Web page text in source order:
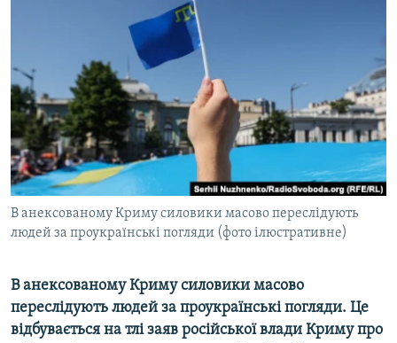
ВІДЕОУРОКИ «ELIFBE»
СВІДЧЕННЯ ОКУПАЦІЇ
УКРАЇНСЬКА ПРОБЛЕМА КРИМУ
ІНФОГРАФІКА
ЯК ОБІЙТИ БЛОКУВАННЯ
Русский
Qırımtatar
ДОЛУЧАЙСЯ!
Усі сайти RFE/RL
В анексованому Криму силовики масово переслідують
людей за проукраїнські погляди (фото ілюстративне)
В анексованому Криму силовики масово
переслідують людей за проукраїнські погляди. Це
відбувається на тлі заяв російської влади Криму про